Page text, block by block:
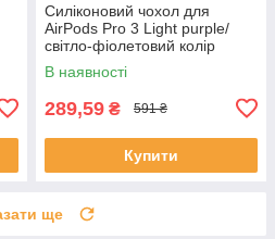
Силіконовий чохол для
AirPods Pro 3 Light purple/
світло-фіолетовий колір
В наявності
289,59 ₴ 591 ₴
Купити
ще